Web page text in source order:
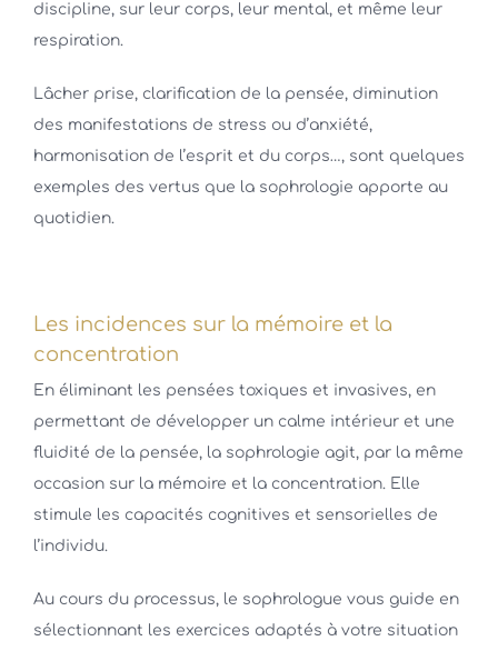
discipline, sur leur corps, leur mental, et même leur
respiration.
Lâcher prise, clarification de la pensée, diminution
des manifestations de stress ou d’anxiété,
harmonisation de l’esprit et du corps…, sont quelques
exemples des vertus que la sophrologie apporte au
quotidien.
Les incidences sur la mémoire et la
concentration
En éliminant les pensées toxiques et invasives, en
permettant de développer un calme intérieur et une
fluidité de la pensée, la sophrologie agit, par la même
occasion sur la mémoire et la concentration. Elle
stimule les capacités cognitives et sensorielles de
l’individu.
Au cours du processus, le sophrologue vous guide en
sélectionnant les exercices adaptés à votre situation